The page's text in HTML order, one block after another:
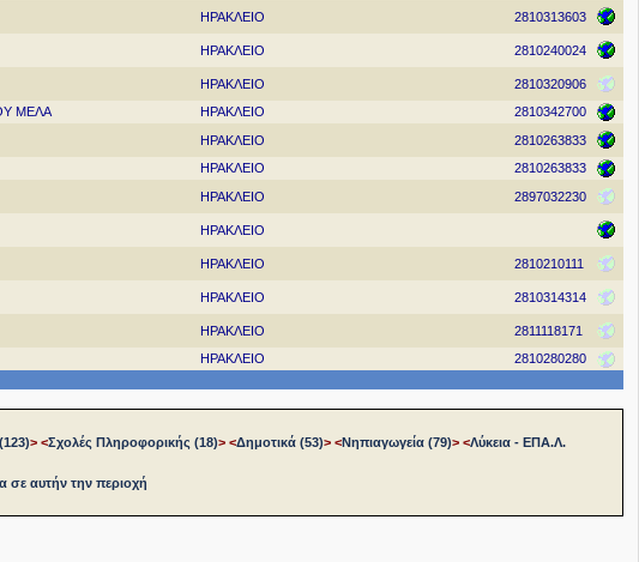
ΗΡΑΚΛΕΙΟ
2810313603
ΗΡΑΚΛΕΙΟ
2810240024
ΗΡΑΚΛΕΙΟ
2810320906
ΜΕΛΑ ΗΡΑΚΛΕΙΟ
2810342700
ΗΡΑΚΛΕΙΟ
2810263833
ΗΡΑΚΛΕΙΟ
2810263833
ΗΡΑΚΛΕΙΟ
2897032230
ΗΡΑΚΛΕΙΟ
ΗΡΑΚΛΕΙΟ
2810210111
ΗΡΑΚΛΕΙΟ
2810314314
ΗΡΑΚΛΕΙΟ
2811118171
ΗΡΑΚΛΕΙΟ
2810280280
> <Σχολές Πληροφορικής (18)> <Δημοτικά (53)> <Νηπιαγωγεία (79)> <Λύκεια - ΕΠΑ.Λ.
σε αυτήν την περιοχή